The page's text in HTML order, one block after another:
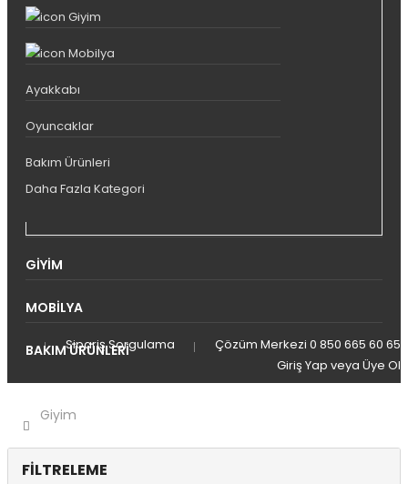
Giyim
Mobilya
Ayakkabı
Oyuncaklar
Bakım Ürünleri
Daha Fazla Kategori
Anakartlar
Tonerler
Kartuşlar
GIYIM
MOBILYA
BAKIM ÜRÜNLERI
Sipariş Sorgulama
Çözüm Merkezi 0 850 665 60 65
Giriş Yap veya Üye Ol
Giyim
FILTRELEME